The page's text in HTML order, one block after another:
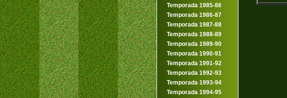
Temporada 1985-86
Temporada 1986-87
Temporada 1987-88
Temporada 1988-89
Temporada 1989-90
Temporada 1990-91
Temporada 1991-92
Temporada 1992-93
Temporada 1993-94
Temporada 1994-95